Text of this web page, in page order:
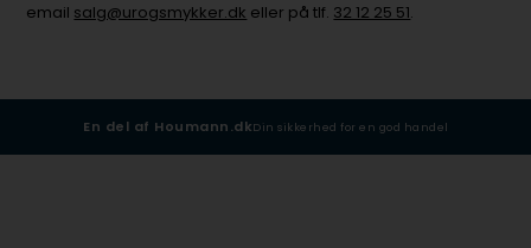
email salg@urogsmykker.dk eller på tlf. 32 12 25 51.
En del af Houmann.dkDin sikkerhed for en god handel